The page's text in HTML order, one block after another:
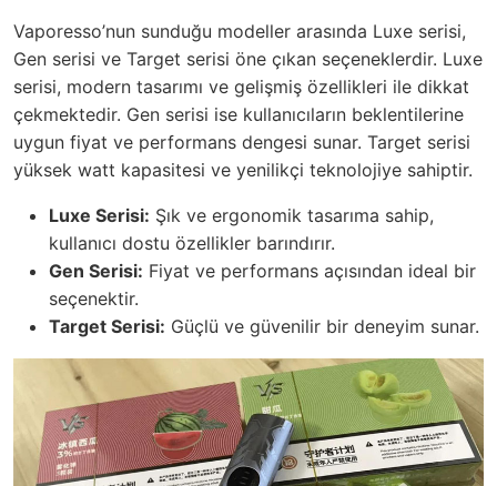
Vaporesso’nun sunduğu modeller arasında Luxe serisi,
Gen serisi ve Target serisi öne çıkan seçeneklerdir. Luxe
serisi, modern tasarımı ve gelişmiş özellikleri ile dikkat
çekmektedir. Gen serisi ise kullanıcıların beklentilerine
uygun fiyat ve performans dengesi sunar. Target serisi
yüksek watt kapasitesi ve yenilikçi teknolojiye sahiptir.
Luxe Serisi: Şık ve ergonomik tasarıma sahip,
kullanıcı dostu özellikler barındırır.
Gen Serisi: Fiyat ve performans açısından ideal bir
seçenektir.
Target Serisi: Güçlü ve güvenilir bir deneyim sunar.